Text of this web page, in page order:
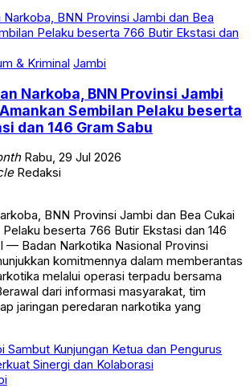
& Kriminal Jambi
Narkoba, BNN Provinsi Jambi
Sembilan Pelaku beserta
dan 146 Gram Sabu
Rabu, 29 Jul 2026
Redaksi
BNN Provinsi Jambi dan Bea Cukai
beserta 766 Butir Ekstasi dan 146
Badan Narkotika Nasional Provinsi
komitmennya dalam memberantas
melalui operasi terpadu bersama
dari informasi masyarakat, tim
jaringan peredaran narkotika yang